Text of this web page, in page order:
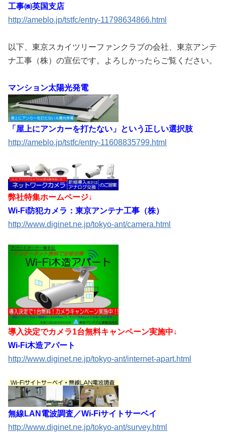
工事㈱英国支店
http://ameblo.jp/tstfc/entry-11798634866.html
以下、東京スカイツリーファンクラブの会社、東京アンテ
ナ工事（株）の宣伝です。よろしかったらご覧ください。
マンション太陽光発電
「屋上にアンカーを打たない」という正しい選択肢
http://ameblo.jp/tstfc/entry-11608835799.html
弊社特集ホームページ↓
Wi-Fi防犯カメラ：東京アンテナ工事（株）
http://www.diginet.ne.jp/tokyo-ant/camera.html
導入決定でカメラ1台無料キャンペーン実施中↓
Wi-Fi木造アパート
http://www.diginet.ne.jp/tokyo-ant/internet-apart.html
無線LAN電波調査／Wi-Fiサイトサーベイ
http://www.diginet.ne.jp/tokyo-ant/survey.html